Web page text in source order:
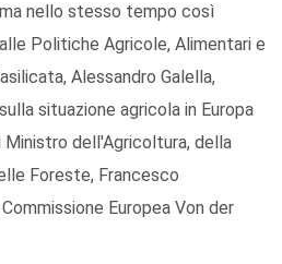
nello stesso tempo così
Politiche Agricole, Alimentari e
Alessandro Galella,
situazione agricola in Europa
dell'Agricoltura, della
Foreste, Francesco
Europea Von der